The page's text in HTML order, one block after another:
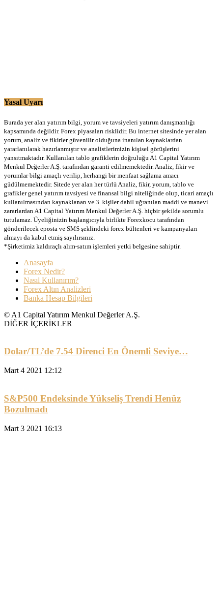
Yasal Uyarı
Burada yer alan yatırım bilgi, yorum ve tavsiyeleri yatırım danışmanlığı
kapsamında değildir. Forex piyasaları risklidir. Bu internet sitesinde yer alan
yorum, analiz ve fikirler güvenilir olduğuna inanılan kaynaklardan
yararlanılarak hazırlanmıştır ve analistlerimizin kişisel görüşlerini
yansıtmaktadır. Kullanılan tablo grafiklerin doğruluğu A1 Capital Yatırım
Menkul Değerler A.Ş. tarafından garanti edilmemektedir. Analiz, fikir ve
yorumlar bilgi amaçlı verilip, herhangi bir menfaat sağlama amacı
güdülmemektedir. Sitede yer alan her türlü Analiz, fikir, yorum, tablo ve
grafikler genel yatırım tavsiyesi ve finansal bilgi niteliğinde olup, ticari amaçlı
kullanılmasından kaynaklanan ve 3. kişiler dahil uğranılan maddi ve manevi
zararlardan A1 Capital Yatırım Menkul Değerler A.Ş. hiçbir şekilde sorumlu
tutulamaz. Üyeliğinizin başlangıcıyla birlikte Forexkocu tarafından
gönderilecek eposta ve SMS şeklindeki forex bültenleri ve kampanyaları
almayı da kabul etmiş sayılırsınız.
*Şirketimiz kaldıraçlı alım-satım işlemleri yetki belgesine sahiptir.
Anasayfa
Forex Nedir?
Nasıl Kullanırım?
Forex Altın Analizleri
Banka Hesap Bilgileri
© A1 Capital Yatırım Menkul Değerler A.Ş.
DİĞER İÇERİKLER
Dolar/TL’de 7.54 Direnci En Önemli Seviye…
Mart 4 2021 12:12
S&P500 Endeksinde Yükseliş Trendi Henüz
Bozulmadı
Mart 3 2021 16:13